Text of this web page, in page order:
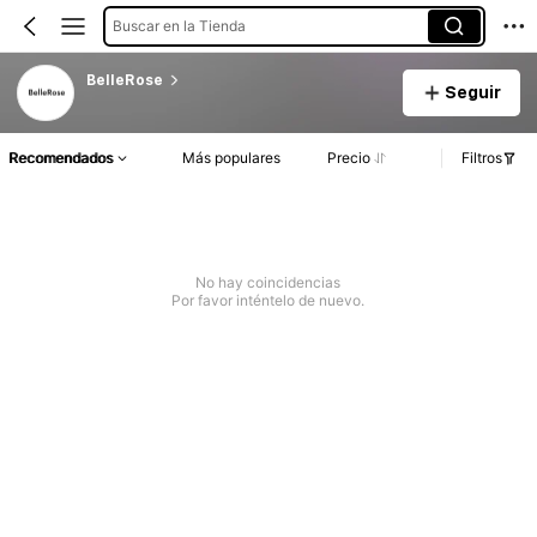
Buscar en la Tienda
BelleRose
Seguir
Recomendados Más populares Precio Filtros
No hay coincidencias
Por favor inténtelo de nuevo.